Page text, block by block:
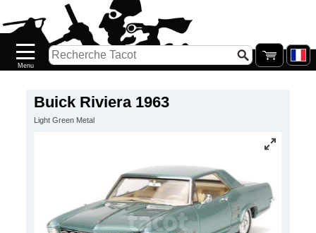
Buick Riviera 1963
Light Green Metal
Nouveautés
Catalogue/Stock